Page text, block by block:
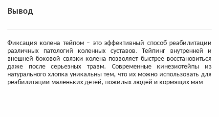
Вывод
Фиксация колена тейпом – это эффективный способ реабилитации
различных патологий коленных суставов. Тейпинг внутренней и
внешней боковой связки колена позволяет быстрее восстановиться
даже после серьезных травм. Современные кинезиотейпы из
натурального хлопка уникальны тем, что их можно использовать для
реабилитации маленьких детей, пожилых людей и кормящих мам